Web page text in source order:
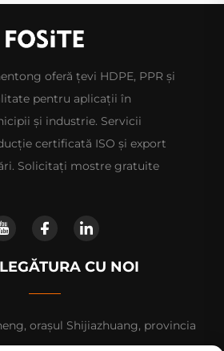
oferă țevi HDPE, PPR și
pentru aplicații în
și industrie. Servicii
certificată ISO și export
Solicitați mostre gratuite
CU NOI
orașul Shijiazhuang, provincia